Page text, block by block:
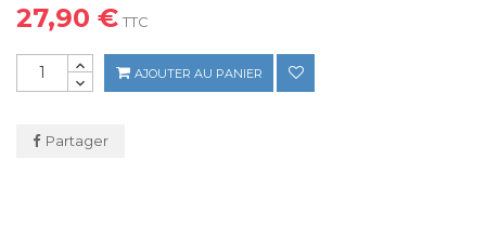
27,90 € TTC
AJOUTER AU PANIER
Partager